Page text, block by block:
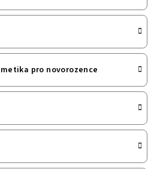
pro novorozence